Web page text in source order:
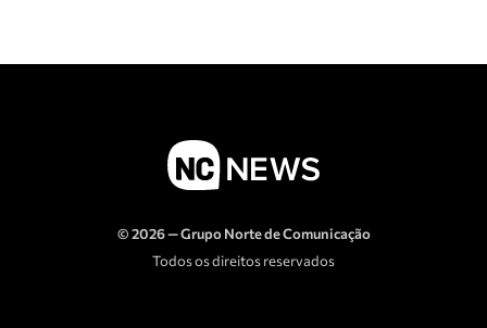
© 2026 — Grupo Norte de Comunicação
Todos os direitos reservados